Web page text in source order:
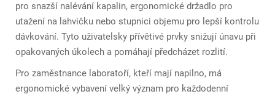
pro snazší nalévání kapalin, ergonomické držadlo pro
utažení na lahvičku nebo stupnici objemu pro lepší kontrolu
dávkování. Tyto uživatelsky přívětivé prvky snižují únavu při
opakovaných úkolech a pomáhají předcházet rozlití.
Pro zaměstnance laboratoří, kteří mají napilno, má
ergonomické vybavení velký význam pro každodenní